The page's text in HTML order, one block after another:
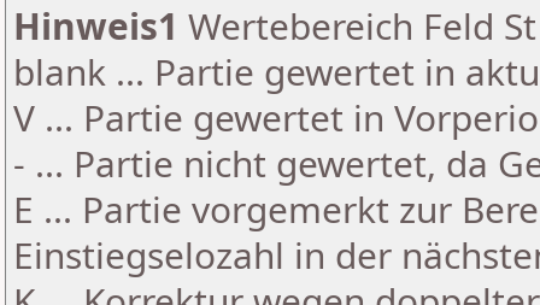
Hinweis1 Wertebereich Feld
blank ... Partie gewertet in
V ... Partie gewertet in
- ... Partie nicht gewertet, da
E ... Partie vorgemerkt zur
Einstiegselozahl in der